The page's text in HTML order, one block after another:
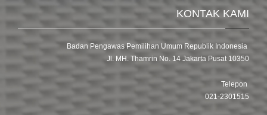
KONTAK KAMI
Badan Pengawas Pemilihan Umum Republik Indonesia
Jl. MH. Thamrin No. 14 Jakarta Pusat 10350
Telepon
021-2301515